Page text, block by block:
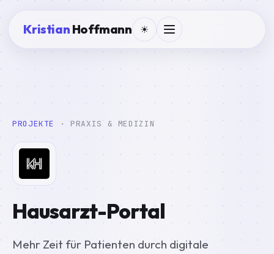
Kristian Hoffmann ☀
PROJEKTE · PRAXIS & MEDIZIN
Hausarzt-Portal
Mehr Zeit für Patienten durch digitale